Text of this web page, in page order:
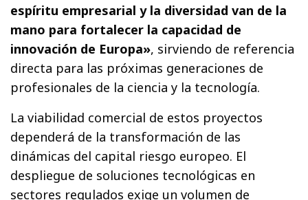
espíritu empresarial y la diversidad van de la
mano para fortalecer la capacidad de
innovación de Europa», sirviendo de referencia
directa para las próximas generaciones de
profesionales de la ciencia y la tecnología.
La viabilidad comercial de estos proyectos
dependerá de la transformación de las
dinámicas del capital riesgo europeo. El
despliegue de soluciones tecnológicas en
sectores regulados exige un volumen de